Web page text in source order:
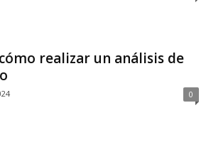
realizar un análisis de
0